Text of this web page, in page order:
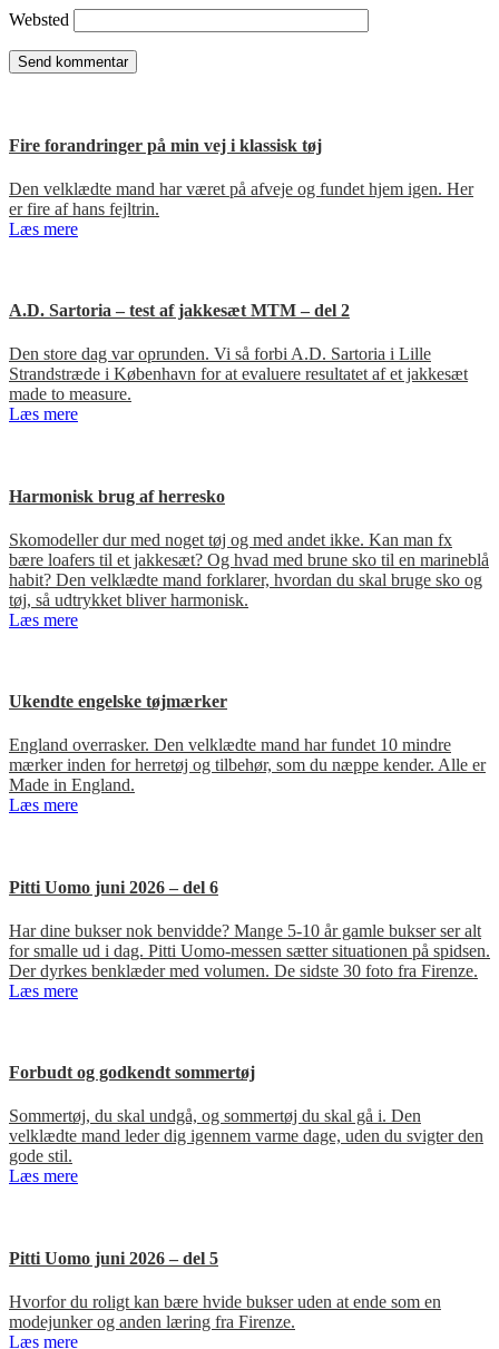
Websted
Fire forandringer på min vej i klassisk tøj
Den velklædte mand har været på afveje og fundet hjem igen. Her
er fire af hans fejltrin.
Læs mere
A.D. Sartoria – test af jakkesæt MTM – del 2
Den store dag var oprunden. Vi så forbi A.D. Sartoria i Lille
Strandstræde i København for at evaluere resultatet af et jakkesæt
made to measure.
Læs mere
Harmonisk brug af herresko
Skomodeller dur med noget tøj og med andet ikke. Kan man fx
bære loafers til et jakkesæt? Og hvad med brune sko til en marineblå
habit? Den velklædte mand forklarer, hvordan du skal bruge sko og
tøj, så udtrykket bliver harmonisk.
Læs mere
Ukendte engelske tøjmærker
England overrasker. Den velklædte mand har fundet 10 mindre
mærker inden for herretøj og tilbehør, som du næppe kender. Alle er
Made in England.
Læs mere
Pitti Uomo juni 2026 – del 6
Har dine bukser nok benvidde? Mange 5-10 år gamle bukser ser alt
for smalle ud i dag. Pitti Uomo-messen sætter situationen på spidsen.
Der dyrkes benklæder med volumen. De sidste 30 foto fra Firenze.
Læs mere
Forbudt og godkendt sommertøj
Sommertøj, du skal undgå, og sommertøj du skal gå i. Den
velklædte mand leder dig igennem varme dage, uden du svigter den
gode stil.
Læs mere
Pitti Uomo juni 2026 – del 5
Hvorfor du roligt kan bære hvide bukser uden at ende som en
modejunker og anden læring fra Firenze.
Læs mere